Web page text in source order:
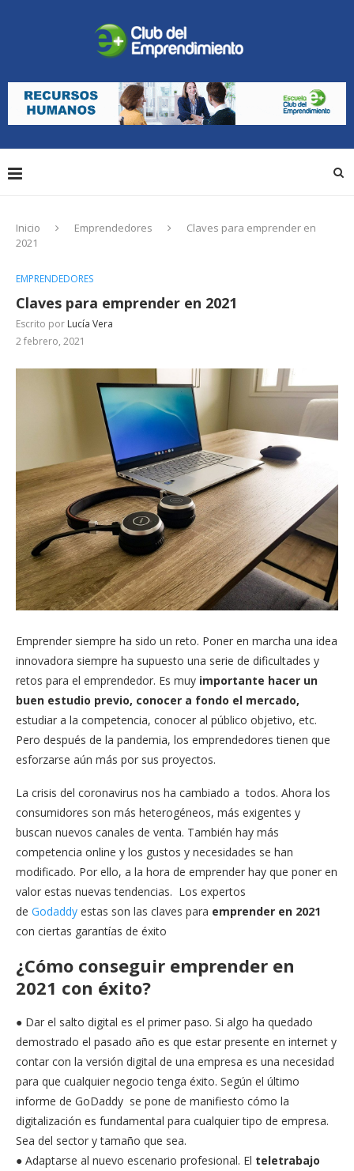
Inicio Emprendedores
Claves para emprender en
2021
EMPRENDEDORES
Claves para emprender en 2021
Escrito por Lucía Vera
2 febrero, 2021
Emprender siempre ha sido un reto. Poner en marcha una idea
innovadora siempre ha supuesto una serie de dificultades y
retos para el emprendedor. Es muy importante hacer un
buen estudio previo, conocer a fondo el mercado,
estudiar a la competencia, conocer al público objetivo, etc.
Pero después de la pandemia, los emprendedores tienen que
esforzarse aún más por sus proyectos.
La crisis del coronavirus nos ha cambiado a todos. Ahora los
consumidores son más heterogéneos, más exigentes y
buscan nuevos canales de venta. También hay más
competencia online y los gustos y necesidades se han
modificado. Por ello, a la hora de emprender hay que poner en
valor estas nuevas tendencias. Los expertos
de Godaddy estas son las claves para emprender en 2021
con ciertas garantías de éxito
¿Cómo conseguir emprender en
2021 con éxito?
● Dar el salto digital es el primer paso. Si algo ha quedado
demostrado el pasado año es que estar presente en internet y
contar con la versión digital de una empresa es una necesidad
para que cualquier negocio tenga éxito. Según el último
informe de GoDaddy se pone de manifiesto cómo la
digitalización es fundamental para cualquier tipo de empresa.
Sea del sector y tamaño que sea.
● Adaptarse al nuevo escenario profesional. El teletrabajo